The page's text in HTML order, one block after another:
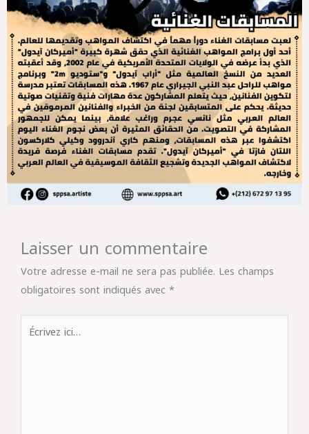
Laisser un commentaire
Votre adresse e-mail ne sera pas publiée. Les champs
obligatoires sont indiqués avec *
Écrivez
ici…